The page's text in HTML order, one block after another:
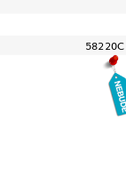
58220C